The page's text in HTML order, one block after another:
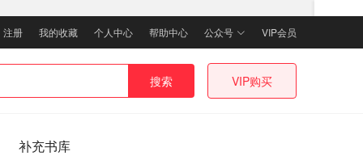
注册 我的收藏 个人中心 帮助中心 公众号 VIP会员
搜索 VIP购买
补充书库